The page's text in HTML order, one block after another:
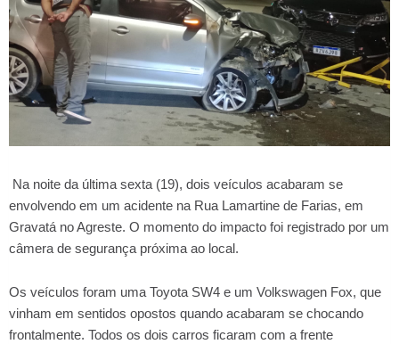
Na noite da última sexta (19), dois veículos acabaram se
envolvendo em um acidente na Rua Lamartine de Farias, em
Gravatá no Agreste. O momento do impacto foi registrado por um
câmera de segurança próxima ao local.
Os veículos foram uma Toyota SW4 e um Volkswagen Fox, que
vinham em sentidos opostos quando acabaram se chocando
frontalmente. Todos os dois carros ficaram com a frente